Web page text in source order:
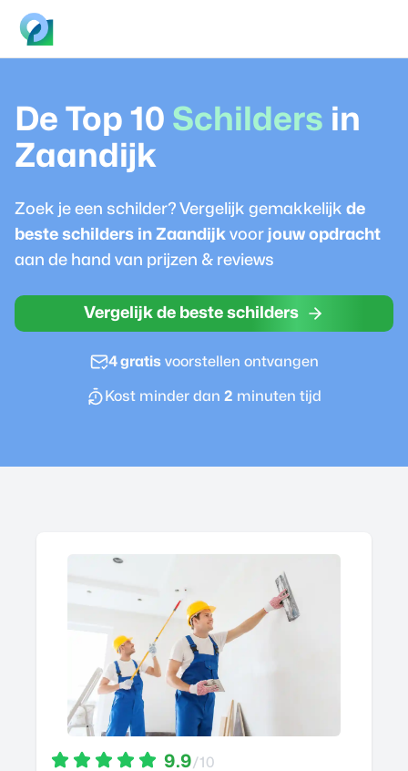
De Top 10 Schilders in
Zaandijk
Zoek je een schilder? Vergelijk gemakkelijk de
beste schilders in Zaandijk voor jouw opdracht
aan de hand van prijzen & reviews
Vergelijk de beste schilders
4 gratisvoorstellen ontvangen
Kost minder dan 2 minuten tijd
9.9/10